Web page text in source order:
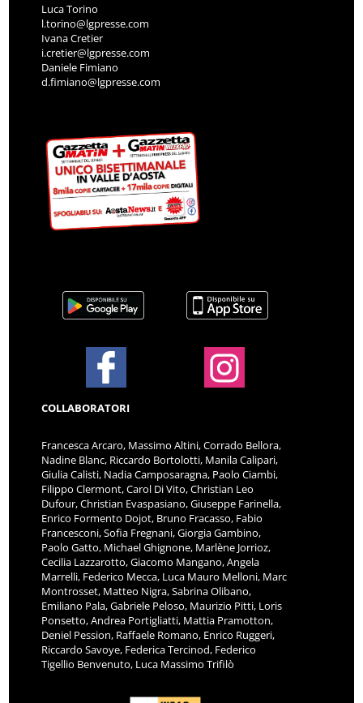
Luca Torino
l.torino@lgpresse.com
Ivana Cretier
i.cretier@lgpresse.com
Daniele Fimiano
d.fimiano@lgpresse.com
COLLABORATORI
Francesca Arcaro, Massimo Altini, Corrado Bellora,
Nadine Blanc, Riccardo Bortolotti, Manila Calipari,
Giulia Calisti, Nadia Camposaragna, Paolo Ciambi,
Filippo Clermont, Carol Di Vito, Christian Leo
Dufour, Christian Evaspasiano, Giuseppe Farinella,
Enrico Formento Dojot, Bruno Fracasso, Fabio
Francesconi, Sofia Fregnani, Giorgia Gambino,
Paolo Gatto, Michael Ghignone, Marlène Jorrioz,
Cecilia Lazzarotto, Giacomo Mangano, Angela
Marrelli, Federico Mecca, Luca Mauro Melloni, Marc
Montrosset, Matteo Nigra, Sabrina Olibano,
Emiliano Pala, Gabriele Peloso, Maurizio Pitti, Loris
Ponsetto, Andrea Portigliatti, Mattia Pramotton,
Deniel Pession, Raffaele Romano, Enrico Ruggeri,
Riccardo Savoye, Federica Tercinod, Federico
Tigellio Benvenuto, Luca Massimo Trifilò